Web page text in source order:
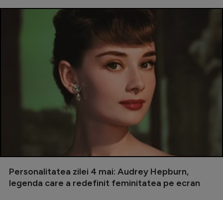
Personalitatea zilei 4 mai: Audrey Hepburn,
legenda care a redefinit feminitatea pe ecran